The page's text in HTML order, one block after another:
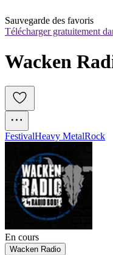
Sauvegarde des favoris
Télécharger gratuitement
Wacken
FestivalHeavy MetalRock
En cours
Wacken Radio